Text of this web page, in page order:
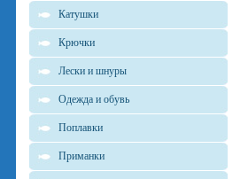
Катушки
Крючки
Лески и шнуры
Одежда и обувь
Поплавки
Приманки